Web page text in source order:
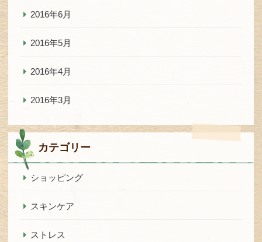
2016年6月
2016年5月
2016年4月
2016年3月
カテゴリー
ショッピング
スキンケア
ストレス